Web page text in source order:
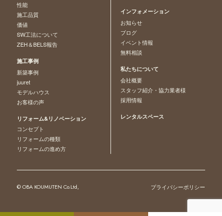
性能
施工品質
価値
SW工法について
ZEH＆BELS報告
施工事例
新築事例
juuret
モデルハウス
お客様の声
リフォーム&リノベーション
コンセプト
リフォームの種類
リフォームの進め方
インフォメーション
お知らせ
ブログ
イベント情報
無料相談
私たちについて
会社概要
スタッフ紹介・協力業者様
採用情報
レンタルスペース
© OBA KOUMUTEN Co.Ltd, プライバシーポリシー